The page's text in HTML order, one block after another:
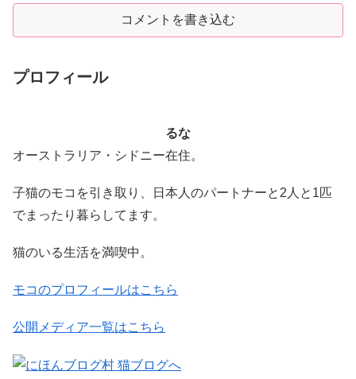
コメントを書き込む
プロフィール
るな
オーストラリア・シドニー在住。
子猫のモコを引き取り、日本人のパートナーと2人と1匹
でまったり暮らしてます。
猫のいる生活を満喫中。
モコのプロフィールはこちら
公開メディア一覧はこちら